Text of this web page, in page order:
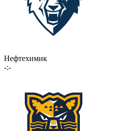
Нефтехимик
-:-